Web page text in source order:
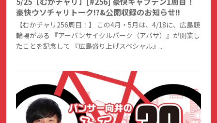
豪快ウソチャリトーク!?&公開収録のお知らせ!!
【むかチャリ256周目！】 この4月・5月は、4/18に、広島競
輪場がある 『アーバンサイクルパーク（アバサ）』が開業し
たことを記念して 『広島盛り上げスペシャル』...